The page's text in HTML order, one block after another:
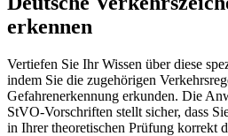
erkennen
Vertiefen Sie Ihr Wissen über diese
indem Sie die zugehörigen
Gefahrenerkennung erkunden. Die
StVO-Vorschriften stellt sicher, dass
in Ihrer theoretischen Prüfung korrekt